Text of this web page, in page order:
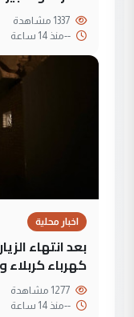
--منذ 14 ساعة
اخبار محلية
بعد انتهاء
كهرباء
--منذ 14 ساعة